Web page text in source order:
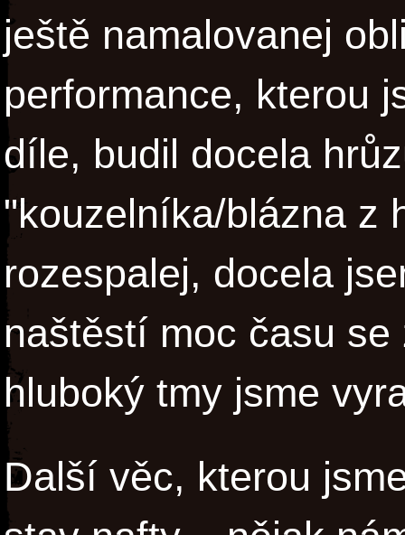
ještě namalovanej
performance, kterou
díle, budil docela
"kouzelníka/blázna z
rozespalej, docela
naštěstí moc času
hluboký tmy jsme
Další věc, kterou